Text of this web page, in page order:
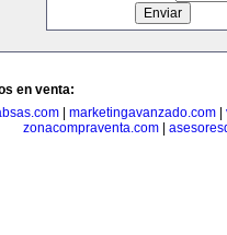
en venta:
marketingavanzado.com
zonacompraventa.com|